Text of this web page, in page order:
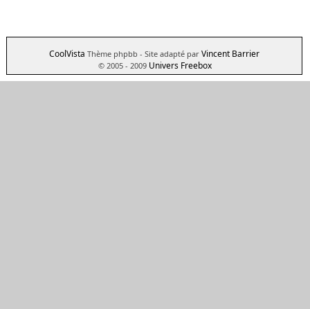
CoolVista Thème phpbb - Site adapté par Vincent Barrier
© 2005 - 2009 Univers Freebox